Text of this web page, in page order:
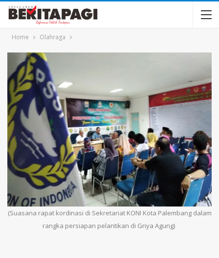
Home Olahraga
(Suasana rapat kordinasi di Sekretariat KONI Kota Palembang dalam
rangka persiapan pelantikan di Griya Agung)